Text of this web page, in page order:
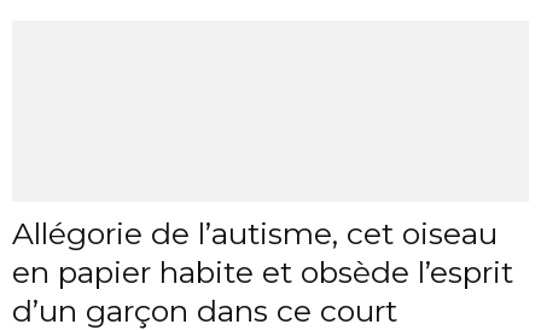
Allégorie de l’autisme, cet oiseau
en papier habite et obsède l’esprit
d’un garçon dans ce court